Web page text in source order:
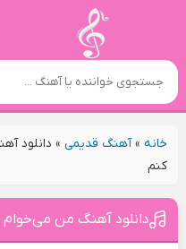
خانه»آهنگ قدیمی» دانلود
کنم
دانلود آهنگ من